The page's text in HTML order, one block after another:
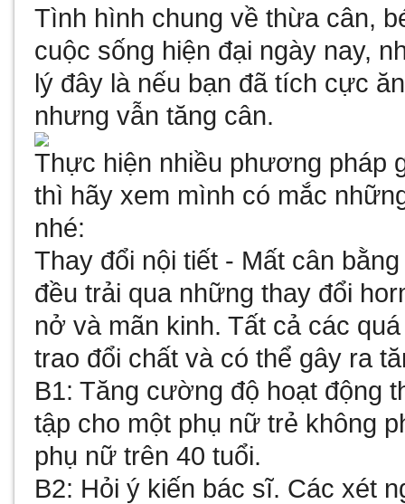
Tình hình chung về thừa cân,
cuộc sống hiện đại ngày nay,
lý đây là nếu bạn đã tích cực
nhưng vẫn tăng cân.
Thực hiện nhiều phương pháp
thì hãy xem mình có mắc
nhé:
Thay đổi nội tiết - Mất cân
đều trải qua những thay đổi
nở và mãn kinh. Tất cả các
trao đổi chất và có thể gây ra
B1: Tăng cường độ hoạt động
tập cho một phụ nữ trẻ không
phụ nữ trên 40 tuổi.
B2: Hỏi ý kiến bác sĩ. Các xét